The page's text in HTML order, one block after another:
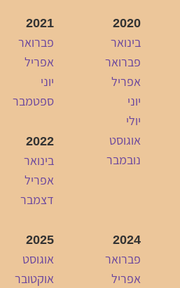
2020
בינואר
פברואר
אפריל
יוני
יולי
אוגוסט
נובמבר
2021
פברואר
אפריל
יוני
ספטמבר
2022
בינואר
אפריל
דצמבר
2024
פברואר
אפריל
2025
אוגוסט
אוקטובר